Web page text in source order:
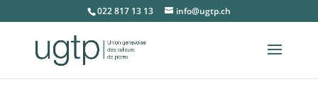
022 817 13 13 info@ugtp.ch